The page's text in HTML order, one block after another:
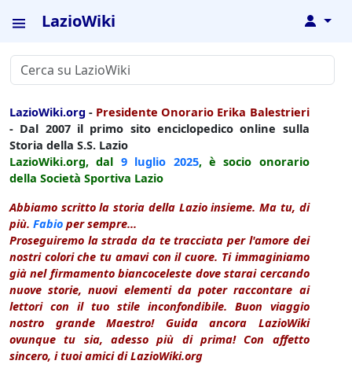
LazioWiki ↓
LazioWiki.org - Presidente Onorario Erika Balestrieri
- Dal 2007 il primo sito enciclopedico online sulla
Storia della S.S. Lazio
LazioWiki.org, dal 9 luglio 2025, è socio onorario
della Società Sportiva Lazio
Abbiamo scritto la storia della Lazio insieme. Ma tu, di
più. Fabio per sempre...
Proseguiremo la strada da te tracciata per l'amore dei
nostri colori che tu amavi con il cuore. Ti immaginiamo
già nel firmamento biancoceleste dove starai cercando
nuove storie, nuovi elementi da poter raccontare ai
lettori con il tuo stile inconfondibile. Buon viaggio
nostro grande Maestro! Guida ancora LazioWiki
ovunque tu sia, adesso più di prima! Con affetto
sincero, i tuoi amici di LazioWiki.org